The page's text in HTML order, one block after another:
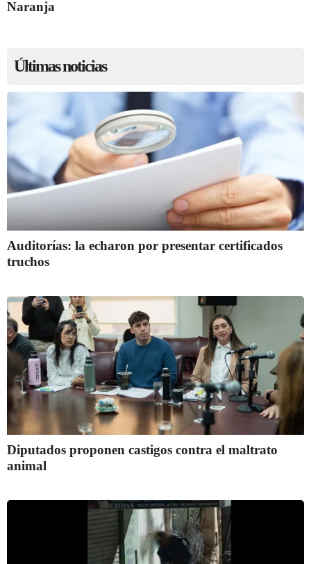
Naranja
Últimas noticias
Auditorías: la echaron por presentar certificados
truchos
Diputados proponen castigos contra el maltrato
animal